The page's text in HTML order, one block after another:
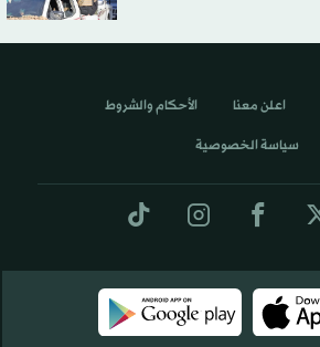
اعلن معنا الأحكام والشروط
سياسة الخصوصية